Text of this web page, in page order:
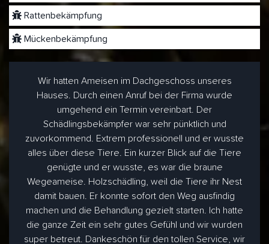
Rattenbekämpfung
Mückenbekämpfung
Wir hatten Ameisen im Dachgeschoss unseres
Hauses. Durch einen Anruf bei der Firma wurde
umgehend ein Termin vereinbart. Der
Schädlingsbekämpfer war sehr pünktlich und
zuvorkommend. Extrem professionell und er wusste
alles über diese Tiere. Ein kurzer Blick auf die Tiere
genügte und er wusste, es war die braune
Wegeameise. Holzschädling, weil die Tiere ihr Nest
damit bauen. Er konnte sofort den Weg ausfindig
machen und die Behandlung gezielt starten. Ich hatte
die ganze Zeit ein sehr gutes Gefühl und wir wurden
super betreut. Dankeschön für den tollen Service, wir